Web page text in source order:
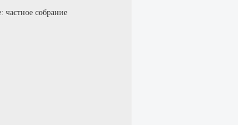
частное собрание